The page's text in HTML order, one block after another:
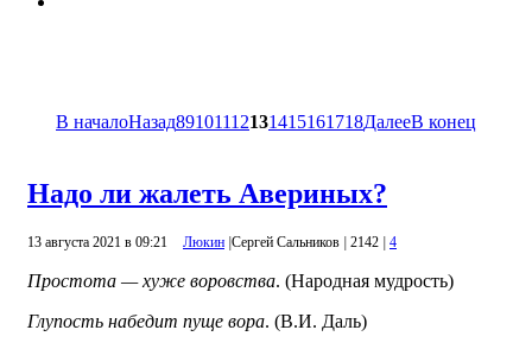
В началоНазад89101112131415161718ДалееВ конец
Надо ли жалеть Авериных?
13 августа 2021 в 09:21 Люкин |Сергей Сальников | 2142 | 4
Простота — хуже воровства. (Народная мудрость)
Глупость набедит пуще вора. (В.И. Даль)